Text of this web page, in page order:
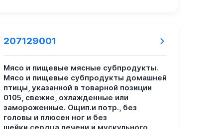
207129001
Мясо и пищевые мясные субпродукты.
Мясо и пищевые субпродукты домашней
птицы, указанной в товарной позиции
0105, свежие, охлажденные или
замороженные. Ощип.и потр., без
головы и плюсен ног и без